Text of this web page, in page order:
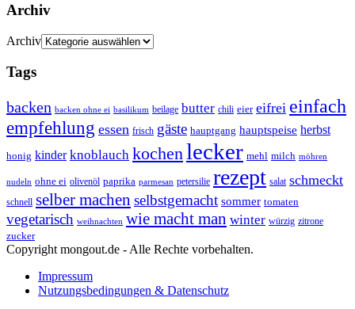
Archiv
Archiv
Tags
backen backen ohne ei basilikum beilage butter chili eier eifrei einfach
empfehlung essen frisch gäste hauptgang hauptspeise herbst
honig kinder knoblauch kochen lecker mehl milch möhren
nudeln ohne ei olivenöl paprika parmesan petersilie rezept salat schmeckt
schnell selber machen selbstgemacht sommer tomaten
vegetarisch weihnachten wie macht man winter würzig zitrone
zucker
Copyright mongout.de - Alle Rechte vorbehalten.
Impressum
Nutzungsbedingungen & Datenschutz